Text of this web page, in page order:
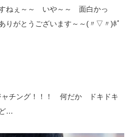
ねぇ～～ いや～～ 面白かっ
がとうございます～～(〃▽〃)ﾎﾟ
チング！！！ 何だか ドキドキ
…